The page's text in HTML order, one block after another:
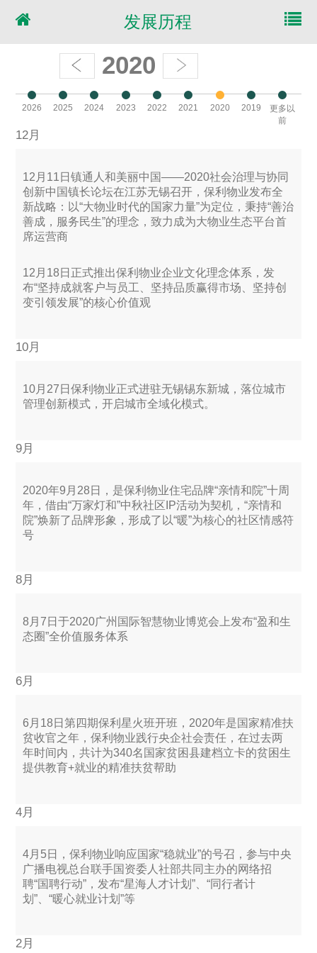
发展历程
2020
2026 2025 2024 2023 2022 2021 2020 2019
更多以
前
12月
12月11日镇通人和美丽中国——2020社会治理与协同
创新中国镇长论坛在江苏无锡召开，保利物业发布全
新战略：以“大物业时代的国家力量”为定位，秉持“善治
善成，服务民生”的理念，致力成为大物业生态平台首
席运营商
12月18日正式推出保利物业企业文化理念体系，发
布“坚持成就客户与员工、坚持品质赢得市场、坚持创
变引领发展”的核心价值观
10月
10月27日保利物业正式进驻无锡锡东新城，落位城市
管理创新模式，开启城市全域化模式。
9月
2020年9月28日，是保利物业住宅品牌“亲情和院”十周
年，借由“万家灯和”中秋社区IP活动为契机，“亲情和
院”焕新了品牌形象，形成了以“暖”为核心的社区情感符
号
8月
8月7日于2020广州国际智慧物业博览会上发布“盈和生
态圈”全价值服务体系
6月
6月18日第四期保利星火班开班，2020年是国家精准扶
贫收官之年，保利物业践行央企社会责任，在过去两
年时间内，共计为340名国家贫困县建档立卡的贫困生
提供教育+就业的精准扶贫帮助
4月
4月5日，保利物业响应国家“稳就业”的号召，参与中央
广播电视总台联手国资委人社部共同主办的网络招
聘“国聘行动”，发布“星海人才计划”、“同行者计
划”、“暖心就业计划”等
2月